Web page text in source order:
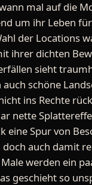
mal auf die
um ihr Leben
der Locations
ihrer dichten
sieht
schöne
ins Rechte
nette
eine Spur von
auch damit
werden ein
geschieht so